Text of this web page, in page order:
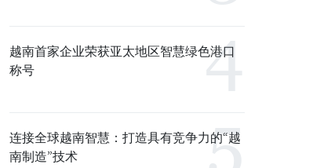
越南首家企业荣获亚太地区智慧绿色港口
称号
连接全球越南智慧：打造具有竞争力的“越
南制造”技术